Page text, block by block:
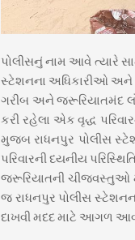
પોલીસનું નામ આવે ત્યારે
સ્ટેશનના અધિકારીઓ અને
ગરીબ અને જરૂરિયાતમંદ
કરી રહેલા એક વૃદ્ધ
મુજબ રાધનપુર પોલીસ
પરિવારની દયનીય
જરૂરિયાતની ચીજવસ્તુઓ
જ રાધનપુર પોલીસ
દાખવી મદદ માટે આગળ